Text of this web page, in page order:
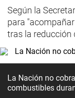
Según la
para
tras la reducción
La Nación no
combustibles